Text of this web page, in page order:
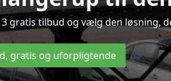
gratis tilbud og vælg den løsning,
gratis og uforpligtende